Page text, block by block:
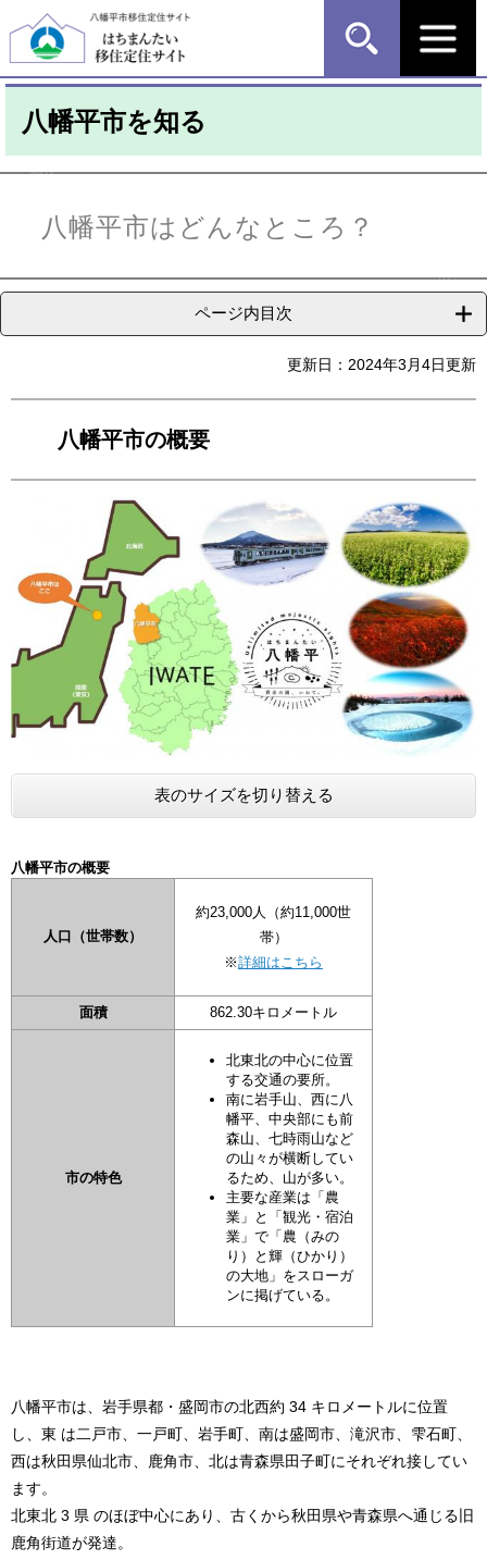
ー
の
す
ニ
ー
し
八幡平市を知る
八幡平市はどんなところ？
ページ内目次
更新日：2024年3月4日更新
八幡平市の概要
表のサイズを切り替える
八幡平市の概要
人口（世帯数）
約23,000人（約11,000世
帯）
※詳細はこちら
面積 862.30キロメートル
市の特色
北東北の中心に位置
する交通の要所。
南に岩手山、西に八
幡平、中央部にも前
森山、七時雨山など
の山々が横断してい
るため、山が多い。
主要な産業は「農
業」と「観光・宿泊
業」で「農（みの
り）と輝（ひかり）
の大地」をスローガ
ンに掲げている。
八幡平市は、岩手県都・盛岡市の北西約 34 キロメートルに位置
し、東 は二戸市、一戸町、岩手町、南は盛岡市、滝沢市、雫石町、
西は秋田県仙北市、鹿角市、北は青森県田子町にそれぞれ接してい
ます。
北東北 3 県 のほぼ中心にあり、古くから秋田県や青森県へ通じる旧
鹿角街道が発達。